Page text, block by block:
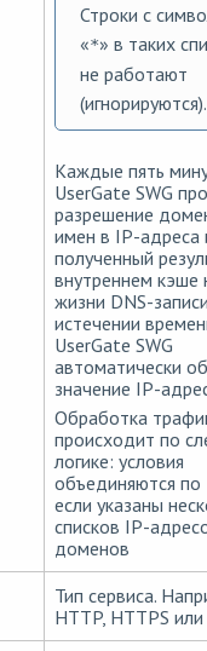
Строки с
«*» в таких
не работают
(игнорируются).
Каждые пять
UserGate SWG
разрешение
имен в IP-адреса
полученный
внутреннем кэше
жизни DNS-
истечении
UserGate SWG
автоматически
значение IP-
Обработка
происходит по
логике: условия
объединяются
если указаны
списков IP-
доменов
Тип сервиса.
HTTP, HTTPS